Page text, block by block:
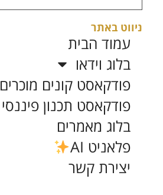
ניווט באתר
עמוד הבית
בלוג וידאו
פודקאסט קונים מוכרים
פודקאסט תכנון פיננסי
בלוג מאמרים
פלאניט AI
יצירת קשר